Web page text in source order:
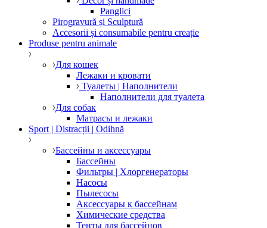
Panglici
Pirogravură și Sculptură
Accesorii și consumabile pentru creație
Produse pentru animale
Для кошек
Лежаки и кровати
Туалеты | Наполнители
Наполнители для туалета
Для собак
Матрасы и лежаки
Sport | Distracții | Odihnă
Бассейны и аксессуары
Бассейны
Фильтры | Хлоргенераторы
Насосы
Пылесосы
Аксессуары к бассейнам
Химические средства
Тенты для бассейнов